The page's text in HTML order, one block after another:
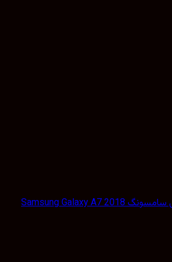
شیشه لنز دوربین گوشی سامسونگ Samsung Galaxy A7 2018